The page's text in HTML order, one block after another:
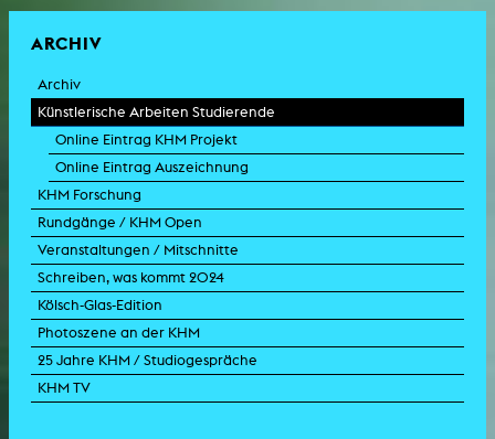
ARCHIV
Archiv
Künstlerische Arbeiten Studierende
Online Eintrag KHM Projekt
Online Eintrag Auszeichnung
KHM Forschung
Rundgänge / KHM Open
Veranstaltungen / Mitschnitte
Schreiben, was kommt 2024
Kölsch-Glas-Edition
Photoszene an der KHM
25 Jahre KHM / Studiogespräche
KHM TV